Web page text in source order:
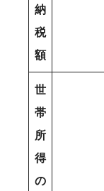
納
税
額
世
帯
所
得
の